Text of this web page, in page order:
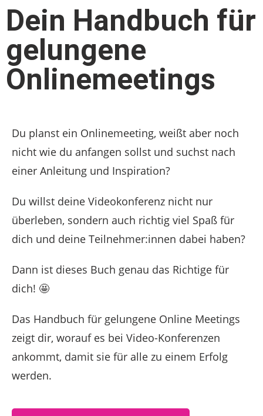
Dein Handbuch für
gelungene
Onlinemeetings
Du planst ein Onlinemeeting, weißt aber noch
nicht wie du anfangen sollst und suchst nach
einer Anleitung und Inspiration?
Du willst deine Videokonferenz nicht nur
überleben, sondern auch richtig viel Spaß für
dich und deine Teilnehmer:innen dabei haben?
Dann ist dieses Buch genau das Richtige für
dich! 🤩
Das Handbuch für gelungene Online Meetings
zeigt dir, worauf es bei Video-Konferenzen
ankommt, damit sie für alle zu einem Erfolg
werden.